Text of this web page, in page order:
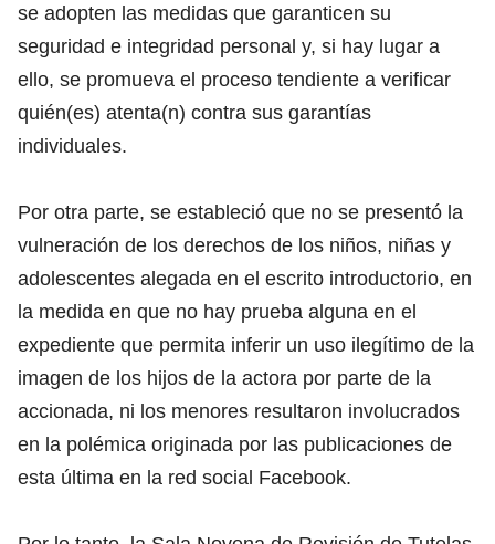
se adopten las medidas que garanticen su
seguridad e integridad personal y, si hay lugar a
ello, se promueva el proceso tendiente a verificar
quién(es) atenta(n) contra sus garantías
individuales.
Por otra parte, se estableció que no se presentó la
vulneración de los derechos de los niños, niñas y
adolescentes alegada en el escrito introductorio, en
la medida en que no hay prueba alguna en el
expediente que permita inferir un uso ilegítimo de la
imagen de los hijos de la actora por parte de la
accionada, ni los menores resultaron involucrados
en la polémica originada por las publicaciones de
esta última en la red social Facebook.